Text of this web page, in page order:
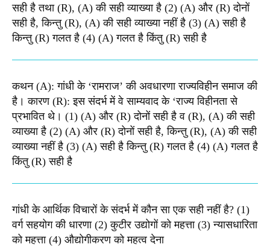
सही है तथा (R), (A) की सही व्याख्या है (2) (A) और (R) दोनों
सही है, किन्तु (R), (A) की सही व्याख्या नहीं है (3) (A) सही है
किन्तु (R) गलत है (4) (A) गलत है किंतु (R) सही है
कथन (A): गांधी के ‘रामराज’ की अवधारणा राज्यविहीन समाज की
है। कारण (R): इस संदर्भ में वे साम्यवाद के ‘राज्य विहीनता से
प्रभावित थे। (1) (A) और (R) दोनों सही है व (R), (A) की सही
व्याख्या है (2) (A) और (R) दोनों सही है, किन्तु (R), (A) की सही
व्याख्या नहीं है (3) (A) सही है किन्तु (R) गलत है (4) (A) गलत है
किंतु (R) सही है
गांधी के आर्थिक विचारों के संदर्भ में कौन सा एक सही नहीं है? (1)
वर्ग सहयोग की धारणा (2) कुटीर उद्योगों को महत्ता (3) न्यासधारिता
को महत्ता (4) औद्योगीकरण को महत्व देना